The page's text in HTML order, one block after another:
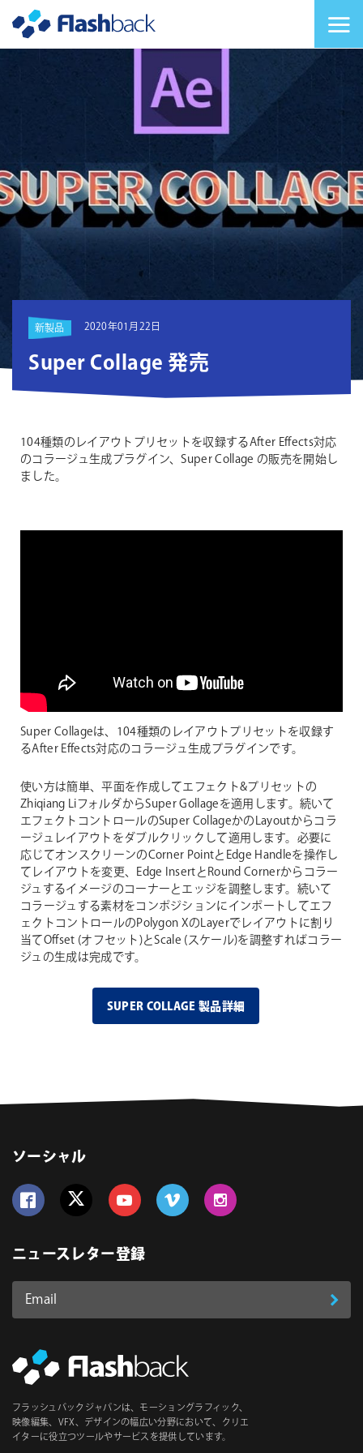
新製品 2020年01月22日
Super Collage 発売
104種類のレイアウトプリセットを収録するAfter Effects対応
のコラージュ生成プラグイン、Super Collage の販売を開始し
ました。
Super Collageは、104種類のレイアウトプリセットを収録す
るAfter Effects対応のコラージュ生成プラグインです。
使い方は簡単、平面を作成してエフェクト&プリセットの
Zhiqiang LiフォルダからSuper Gollageを適用します。続いて
エフェクトコントロールのSuper CollageかのLayoutからコラ
ージュレイアウトをダブルクリックして適用します。必要に
応じてオンスクリーンのCorner PointとEdge Handleを操作し
てレイアウトを変更、Edge InsertとRound Cornerからコラー
ジュするイメージのコーナーとエッジを調整します。続いて
コラージュする素材をコンポジションにインポートしてエフ
ェクトコントロールのPolygon XのLayerでレイアウトに割り
当てOffset (オフセット)とScale (スケール)を調整すればコラー
ジュの生成は完成です。
SUPER COLLAGE 製品詳細
ソーシャル
ニュースレター登録
Email
ス
必
須
登
フラッシュバックジャパンは、モーショングラフィック、
映像編集、VFX、デザインの幅広い分野において、クリエ
イターに役立つツールやサービスを提供しています。